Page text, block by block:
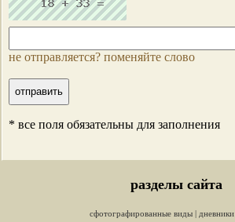
не отправляется? поменяйте слово
* все поля обязательны для заполнения
разделы сайта
сфотографированные виды | дневники